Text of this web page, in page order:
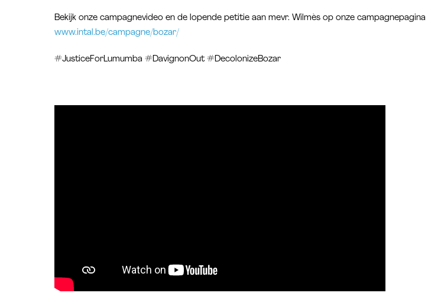
Bekijk onze campagnevideo en de lopende petitie aan mevr. Wilmès op onze campagnepagina
www.intal.be/campagne/bozar/
#JusticeForLumumba #DavignonOut #DecolonizeBozar